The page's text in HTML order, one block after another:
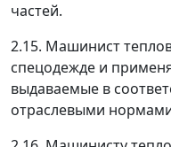
частей.
2.15. Машинист
спецодежде и
выдаваемые в
отраслевыми